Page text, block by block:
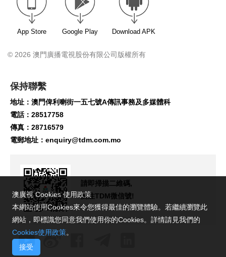
App Store Google Play Download APK
© 2026 澳門廣播電視股份有限公司版權所有
保持聯繫
地址：澳門俾利喇街一五七號A傳訊事務及多媒體科
電話：28517758
傳真：28716579
電郵地址： enquiry@tdm.com.mo
請即掃描二維碼,
關注TDM微信號!
澳廣視 Cookies 使用政策
本網站使用Cookies來令您獲得最佳的瀏覽體驗。若繼續瀏覽此
網站，即標識您同意我們使用你的Cookies。詳情請見我們的
Cookies使用政策。
接受